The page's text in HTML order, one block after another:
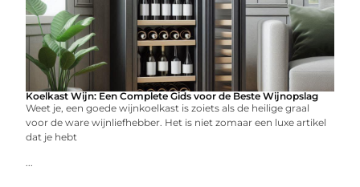
Koelkast Wijn: Een Complete Gids voor de Beste Wijnopslag
Weet je, een goede wijnkoelkast is zoiets als de heilige graal
voor de ware wijnliefhebber. Het is niet zomaar een luxe artikel
dat je hebt
...